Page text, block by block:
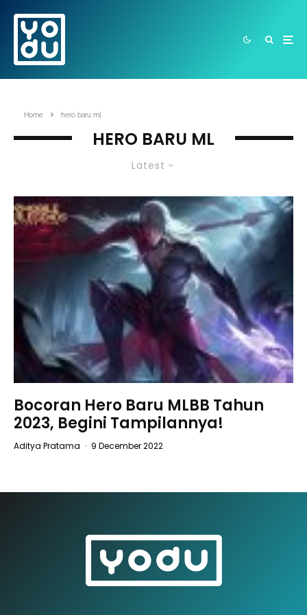
Home hero baru ml
HERO BARU ML
Latest
Bocoran Hero Baru MLBB Tahun
2023, Begini Tampilannya!
Aditya Pratama · 9 December 2022